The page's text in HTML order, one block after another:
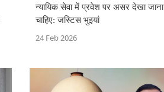
न्यायिक सेवा में प्रवेश पर असर देखा जाना
चाहिए: जस्टिस भुइयां
24 Feb 2026